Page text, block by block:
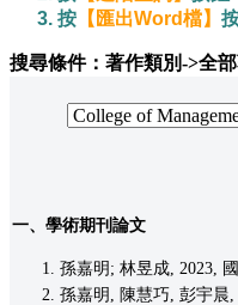
按 【匯出Word檔】
搜尋條件：著作類別->全
一、學術期刊論文
孫嘉明; 林昱成, 2023,
孫嘉明, 陳慧巧, 彭宇晨,